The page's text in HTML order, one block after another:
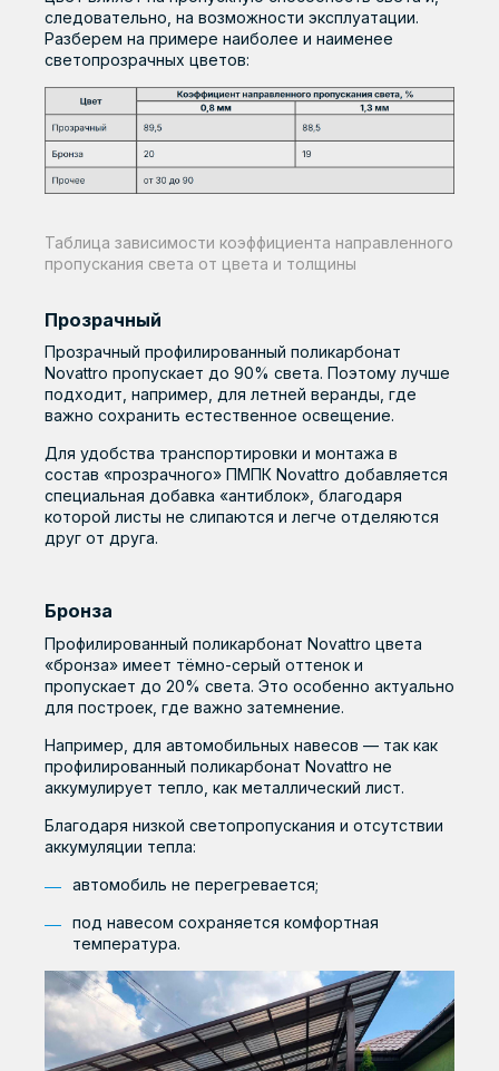
следовательно, на возможности эксплуатации.
Разберем на примере наиболее и наименее
светопрозрачных цветов:
Таблица зависимости коэффициента направленного
пропускания света от цвета и толщины
Прозрачный
Прозрачный профилированный поликарбонат
Novattro пропускает до 90% света. Поэтому лучше
подходит, например, для летней веранды, где
важно сохранить естественное освещение.
Для удобства транспортировки и монтажа в
состав «прозрачного» ПМПК Novattro добавляется
специальная добавка «антиблок», благодаря
которой листы не слипаются и легче отделяются
друг от друга.
Бронза
Профилированный поликарбонат Novattro цвета
«бронза» имеет тёмно-серый оттенок и
пропускает до 20% света. Это особенно актуально
для построек, где важно затемнение.
Например, для автомобильных навесов — так как
профилированный поликарбонат Novattro не
аккумулирует тепло, как металлический лист.
Благодаря низкой светопропускания и отсутствии
аккумуляции тепла:
автомобиль не перегревается;
под навесом сохраняется комфортная
температура.